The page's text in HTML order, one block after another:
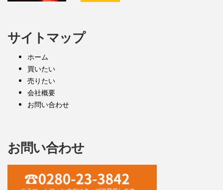
サイトマップ
ホーム
買いたい
売りたい
会社概要
お問い合わせ
お問い合わせ